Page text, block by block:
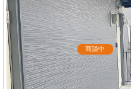
商談中